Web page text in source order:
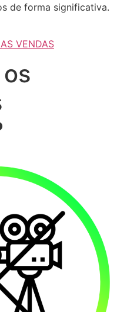
de forma significativa.
VENDAS